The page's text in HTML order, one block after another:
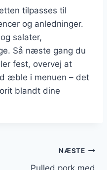
tilpasses til
og anledninger.
salater,
Så næste gang du
fest, overvej at
æble i menuen – det
blandt dine
NÆSTE
Pulled pork med